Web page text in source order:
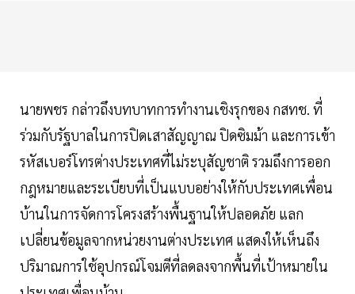
นายพชร กล่าวถึงบทบาทการทำงานเชิงรุกของ กสทช. ที่
ร่วมกับรัฐบาลในการปิดเสาสัญญาณ ปิดซิมม้า และการเข้า
รหัสเบอร์โทรต่างประเทศที่ไม่ระบุสัญชาติ รวมถึงการออก
กฎหมายและระเบียบที่เป็นแบบอย่างให้กับประเทศเพื่อน
บ้านในการจัดการโครงสร้างพื้นฐานให้ปลอดภัย แลก
เปลี่ยนข้อมูลจากหน่วยงานต่างประเทศ แสดงให้เห็นถึง
ปริมาณการใช้อุปกรณ์โจมตีที่ลดลงจากพื้นที่เป้าหมายใน